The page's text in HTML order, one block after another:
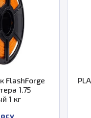
PLA пластик
принтера